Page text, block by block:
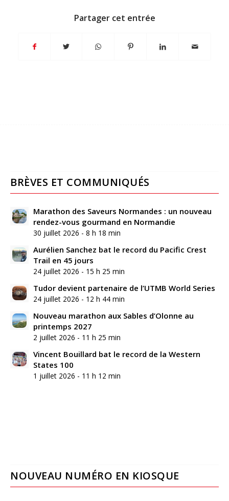
Partager cet entrée
BRÈVES ET COMMUNIQUÉS
Marathon des Saveurs Normandes : un nouveau
rendez-vous gourmand en Normandie
30 juillet 2026 - 8 h 18 min
Aurélien Sanchez bat le record du Pacific Crest
Trail en 45 jours
24 juillet 2026 - 15 h 25 min
Tudor devient partenaire de l’UTMB World Series
24 juillet 2026 - 12 h 44 min
Nouveau marathon aux Sables d’Olonne au
printemps 2027
2 juillet 2026 - 11 h 25 min
Vincent Bouillard bat le record de la Western
States 100
1 juillet 2026 - 11 h 12 min
NOUVEAU NUMÉRO EN KIOSQUE